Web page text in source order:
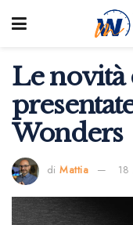
Le
Wonders
di Mattia